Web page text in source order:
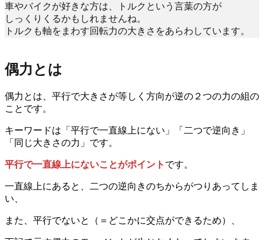
車やバイクが好きな方は、トルクという言葉の方が
しっくりくるかもしれませんね。
トルクも軸をまわす回転力の大きさをあらわしています。
偶力とは
偶力とは、平行で大きさが等しく方向が逆の２つの力の組の
ことです。
キーワードは「平行で一直線上にない」「二つで逆向き」
「同じ大きさの力」です。
平行で一直線上にないことがポイント です。
一直線上にあると、二つの逆向きのちからがつりあってしま
い、
また、平行でないと（＝どこかに交点ができるため）、